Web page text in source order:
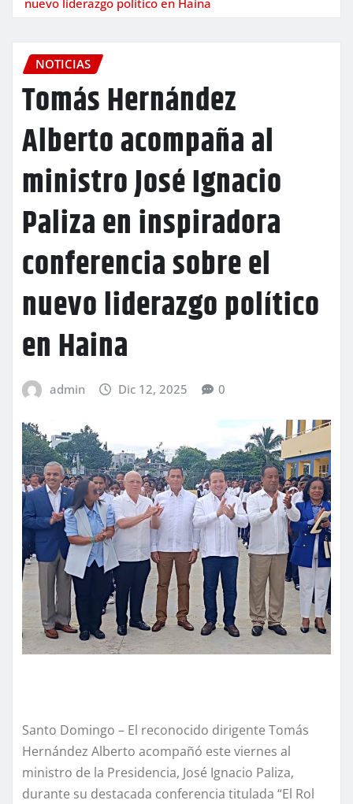
NOTICIAS
Tomás Hernández
Alberto acompaña al
ministro José Ignacio
Paliza en inspiradora
conferencia sobre el
nuevo liderazgo político
en Haina
admin Dic 12, 2025 0
Santo Domingo – El reconocido dirigente Tomás
Hernández Alberto acompañó este viernes al
ministro de la Presidencia, José Ignacio Paliza,
durante su destacada conferencia titulada “El Rol